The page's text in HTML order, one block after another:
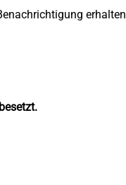
erhalten